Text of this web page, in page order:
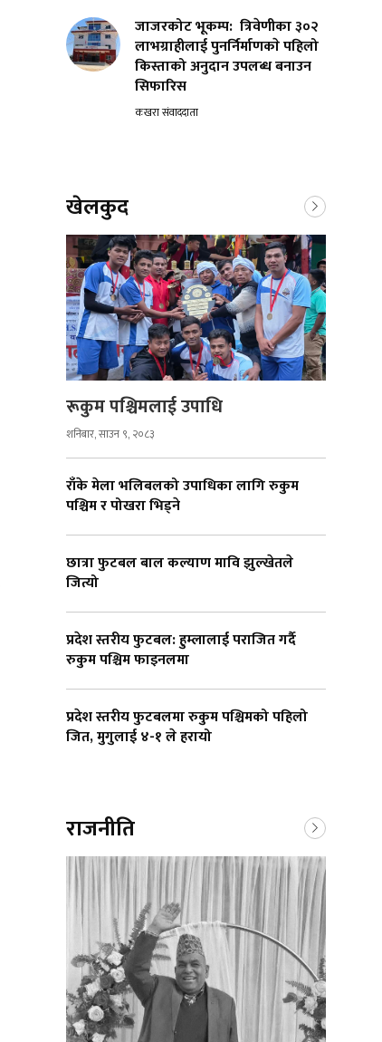
जाजरकोट भूकम्प: त्रिवेणीका ३०२
लाभग्राहीलाई पुनर्निर्माणकाे पहिलो
किस्ताको अनुदान उपलब्ध बनाउन
सिफारिस
कखरा संवाददाता
खेलकुद
रूकुम पश्चिमलाई उपाधि
शनिबार, साउन ९, २०८३
राँके मेला भलिबलको उपाधिका लागि रुकुम
पश्चिम र पोखरा भिड्ने
छात्रा फुटबल बाल कल्याण मावि झुल्खेतले
जित्यो
प्रदेश स्तरीय फुटबल: हुम्लालाई पराजित गर्दै
रुकुम पश्चिम फाइनलमा
प्रदेश स्तरीय फुटबलमा रुकुम पश्चिमको पहिलो
जित, मुगुलाई ४-१ ले हरायो
राजनीति